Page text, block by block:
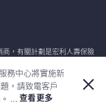
務中心將實施新
，請致電客戶
... 查看更多
，有關計劃是宏利人壽保險
沒有關聯繫。